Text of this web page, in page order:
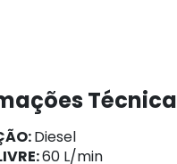
Diesel
60 L/min